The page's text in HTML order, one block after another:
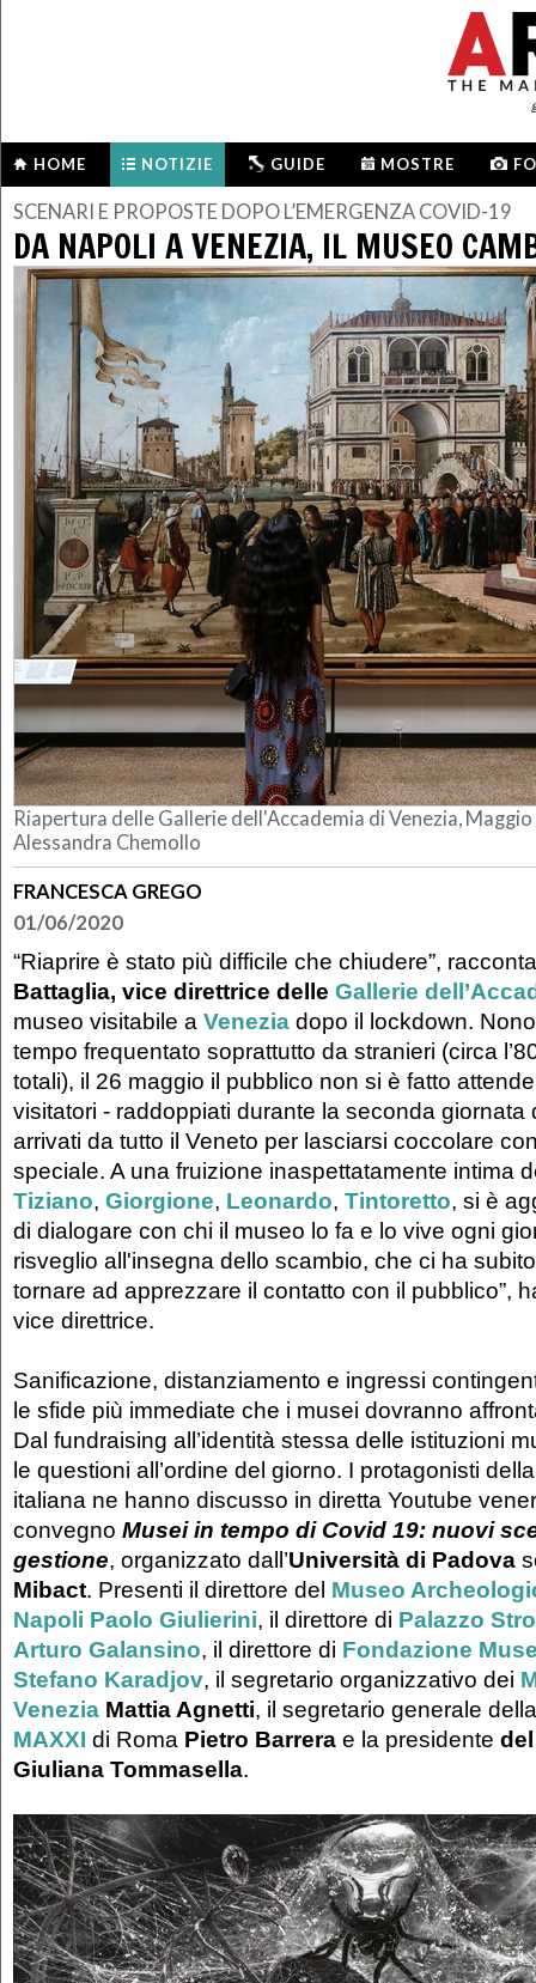
HOME NOTIZIE GUIDE MOSTRE
SCENARI E PROPOSTE DOPO L’EMERGENZA COVID-19
DA NAPOLI A VENEZIA, IL MUSEO
Riapertura delle Gallerie dell'Accademia di Venezia,
Alessandra Chemollo
FRANCESCA GREGO
01/06/2020
“Riaprire è stato più difficile che chiudere”,
Battaglia, vice direttrice delle Gallerie
museo visitabile a Venezia dopo il lockdown.
tempo frequentato soprattutto da stranieri (circa
totali), il 26 maggio il pubblico non si è fatto
visitatori - raddoppiati durante la seconda giornata
arrivati da tutto il Veneto per lasciarsi coccolare
speciale. A una fruizione inaspettatamente intima
Tiziano, Giorgione, Leonardo, Tintoretto, si è
di dialogare con chi il museo lo fa e lo vive ogni
risveglio all'insegna dello scambio, che ci ha
tornare ad apprezzare il contatto con il pubblico”,
vice direttrice.
Sanificazione, distanziamento e ingressi
le sfide più immediate che i musei dovranno
Dal fundraising all’identità stessa delle istituzioni
le questioni all’ordine del giorno. I protagonisti
italiana ne hanno discusso in diretta Youtube
convegno Musei in tempo di Covid 19: nuovi
gestione, organizzato dall’Università di Padova
Mibact. Presenti il direttore del Museo
Napoli Paolo Giulierini, il direttore di Palazzo
Arturo Galansino, il direttore di Fondazione
Stefano Karadjov, il segretario organizzativo dei
Venezia Mattia Agnetti, il segretario generale della
MAXXI di Roma Pietro Barrera e la presidente
Giuliana Tommasella.